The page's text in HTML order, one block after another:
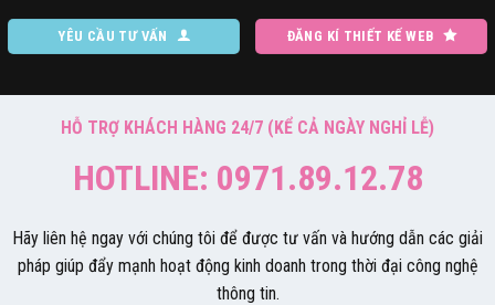
YÊU CẦU TƯ VẤN ĐĂNG KÍ THIẾT KẾ WEB
HỖ TRỢ KHÁCH HÀNG 24/7 (KỂ CẢ NGÀY NGHỈ LỄ)
HOTLINE: 0971.89.12.78
Hãy liên hệ ngay với chúng tôi để được tư vấn và hướng dẫn các giải
pháp giúp đẩy mạnh hoạt động kinh doanh trong thời đại công nghệ
thông tin.